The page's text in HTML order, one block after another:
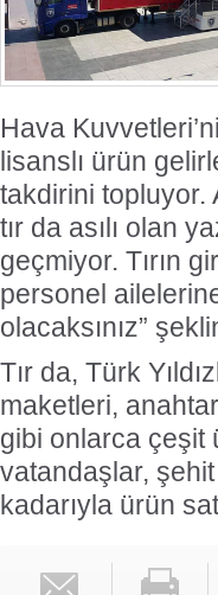
Hava
lisanslı ürün
takdirini topluyor.
tır da asılı olan
geçmiyor. Tırın
personel
olacaksınız”
Tır da, Türk
maketleri,
gibi onlarca çeşit
vatandaşlar,
kadarıyla ürün